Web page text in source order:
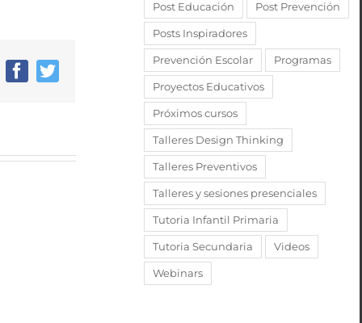
Facebook
Twitter
Post Educación Post Prevención
Posts Inspiradores
Prevención Escolar Programas
Proyectos Educativos
Próximos cursos
Talleres Design Thinking
Talleres Preventivos
Talleres y sesiones presenciales
Tutoria Infantil Primaria
Tutoria Secundaria Videos
Webinars